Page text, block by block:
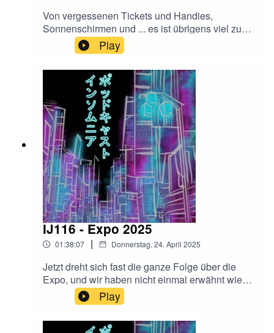
Von vergessenen Tickets und Handies,
Sonnenschirmen und ... es ist übrigens viel zu
warm.Wollt ihr Hallo sagen?@InsomniaJapan
Instagramoder:insomniajapanpodcast@gmail.co
mFalls euch der Podcast gefällt, freuen wir uns
sehr über eine Bewertung bei Apple Podcast,
oder wo ihr den Podcast hört!
Play
IJ116 - Expo 2025
01:38:07 | Donnerstag, 24. April 2025
Jetzt dreht sich fast die ganze Folge über die
Expo, und wir haben nicht einmal erwähnt wie
unfassbar befremdlich das Expo Maskotchen
aussieht.Wollt ihr Hallo sagen?@InsomniaJapan
auf
Play